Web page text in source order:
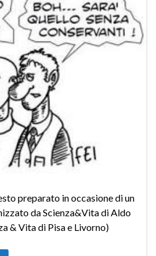
preparato in occasione di un
da Scienza&Vita di Aldo
& Vita di Pisa e Livorno)